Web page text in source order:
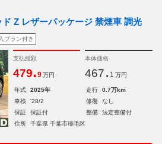
Z レザーパッケージ 禁煙車 調光
プラン付き
支払総額
479.9 万円
本体価格
467. 1 万円
年式 2025年 走行
0.7万km
車検
'28/2 修復
なし
保証
保証付 整備
法定整備付
住所
千葉県 千葉市稲毛区